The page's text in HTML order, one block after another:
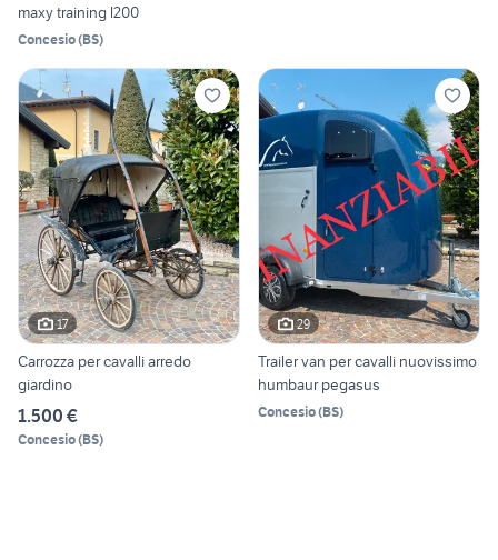
maxy training l200
Concesio(BS)
17
Carrozza per cavalli arredo
giardino
1.500 €
Concesio(BS)
29
Trailer van per cavalli nuovissimo
humbaur pegasus
Concesio(BS)